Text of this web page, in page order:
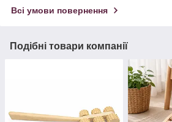
Всі умови повернення
Подібні товари компанії